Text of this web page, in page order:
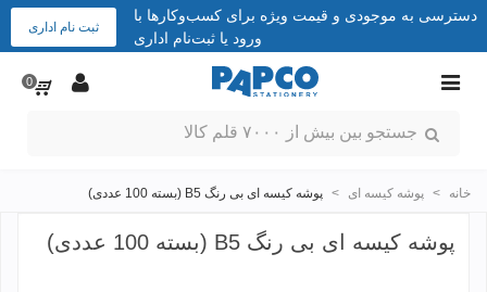
دسترسی به موجودی و قیمت ویژه برای کسب‌وکارها با
ورود یا ثبت‌نام اداری
ثبت نام اداری
0
خانه > پوشه کیسه ای > پوشه کیسه ای بی رنگ B5 (بسته 100 عددی)
پوشه کیسه ای بی رنگ B5 (بسته 100 عددی)